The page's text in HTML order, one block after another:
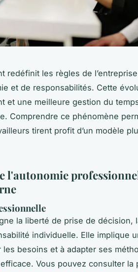
redéfinit les règles de
et de responsabilités. Cette
et une meilleure gestion du
Comprendre ce phénomène
tirent profit d’un modèle
l'autonomie
la liberté de prise de décision,
individuelle. Elle implique
besoins et à adapter ses
Vous pouvez consulter la